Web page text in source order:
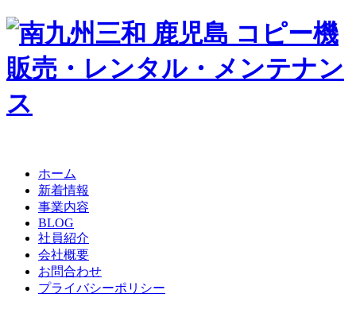
ホーム
新着情報
事業内容
BLOG
社員紹介
会社概要
お問合わせ
プライバシーポリシー